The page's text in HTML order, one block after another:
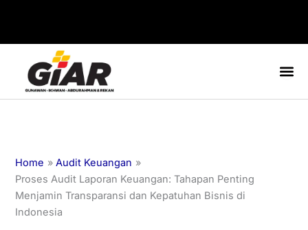
Home
Audit Keuangan
Proses Audit Laporan Keuangan: Tahapan Penting
Menjamin Transparansi dan Kepatuhan Bisnis di
Indonesia